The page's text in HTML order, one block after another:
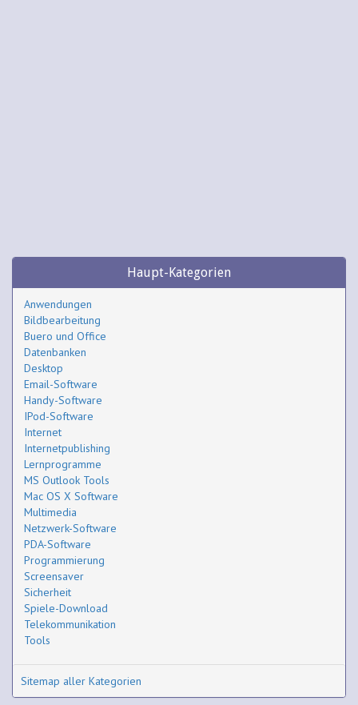
Haupt-Kategorien
Anwendungen
Bildbearbeitung
Buero und Office
Datenbanken
Desktop
Email-Software
Handy-Software
IPod-Software
Internet
Internetpublishing
Lernprogramme
MS Outlook Tools
Mac OS X Software
Multimedia
Netzwerk-Software
PDA-Software
Programmierung
Screensaver
Sicherheit
Spiele-Download
Telekommunikation
Tools
Sitemap aller Kategorien